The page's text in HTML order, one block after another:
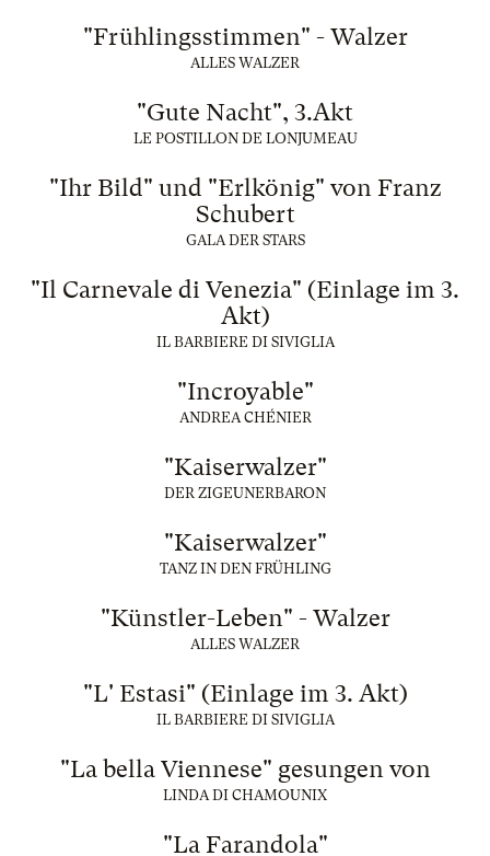
"Frühlingsstimmen" - Walzer
ALLES WALZER
"Gute Nacht", 3.Akt
LE POSTILLON DE LONJUMEAU
"Ihr Bild" und "Erlkönig" von Franz
Schubert
GALA DER STARS
"Il Carnevale di Venezia" (Einlage im 3.
Akt)
IL BARBIERE DI SIVIGLIA
"Incroyable"
ANDREA CHÉNIER
"Kaiserwalzer"
DER ZIGEUNERBARON
"Kaiserwalzer"
TANZ IN DEN FRÜHLING
"Künstler-Leben" - Walzer
ALLES WALZER
"L' Estasi" (Einlage im 3. Akt)
IL BARBIERE DI SIVIGLIA
"La bella Viennese" gesungen von
LINDA DI CHAMOUNIX
"La Farandola"